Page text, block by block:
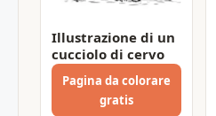
Illustrazione di un
cucciolo di cervo
Pagina da colorare
gratis